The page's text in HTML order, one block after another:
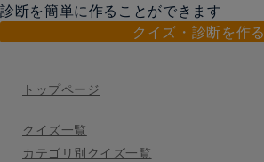
診断を簡単に作ることができます
クイズ・診断を作る
トップページ
クイズ一覧
カテゴリ別クイズ一覧